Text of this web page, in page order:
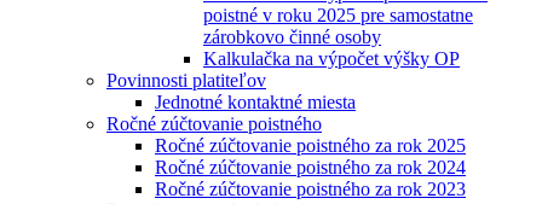
poistné v roku 2025 pre samostatne
zárobkovo činné osoby
Kalkulačka na výpočet výšky OP
Povinnosti platiteľov
Jednotné kontaktné miesta
Ročné zúčtovanie poistného
Ročné zúčtovanie poistného za rok 2025
Ročné zúčtovanie poistného za rok 2024
Ročné zúčtovanie poistného za rok 2023